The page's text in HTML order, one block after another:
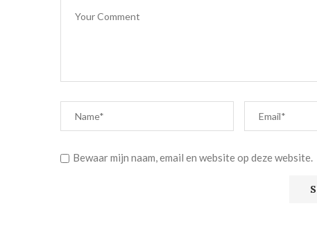
Bewaar mijn naam, email en website op deze website.